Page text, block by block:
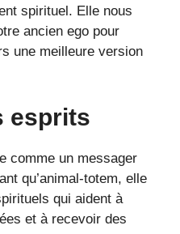
spirituel. Elle nous
ancien ego pour
une meilleure version
esprits
comme un messager
qu’animal-totem, elle
qui aident à
et à recevoir des